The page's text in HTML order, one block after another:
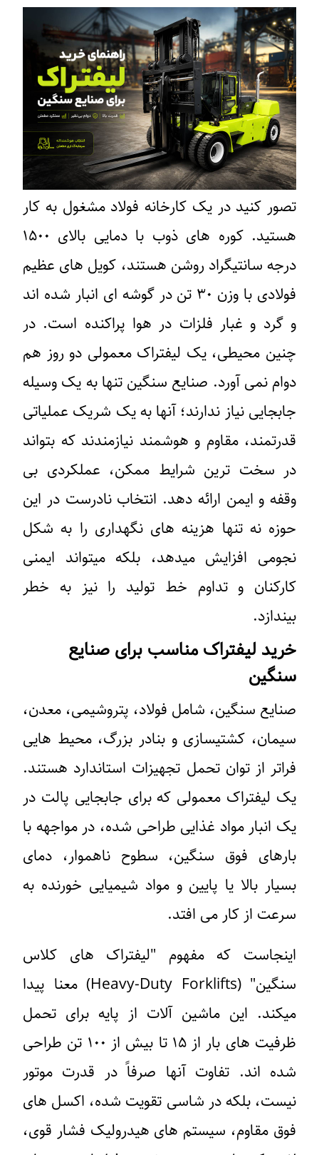
تصور کنید در یک کارخانه فولاد مشغول به کار
هستید. کوره های ذوب با دمایی بالای ۱۵۰۰
درجه سانتیگراد روشن هستند، کویل های عظیم
فولادی با وزن ۳۰ تن در گوشه ای انبار شده اند
و گرد و غبار فلزات در هوا پراکنده است. در
چنین محیطی، یک لیفتراک معمولی دو روز هم
دوام نمی آورد. صنایع سنگین تنها به یک وسیله
جابجایی نیاز ندارند؛ آنها به یک شریک عملیاتی
قدرتمند، مقاوم و هوشمند نیازمندند که بتواند
در سخت ترین شرایط ممکن، عملکردی بی
وقفه و ایمن ارائه دهد. انتخاب نادرست در این
حوزه نه تنها هزینه های نگهداری را به شکل
نجومی افزایش میدهد، بلکه میتواند ایمنی
کارکنان و تداوم خط تولید را نیز به خطر
بیندازد.
خرید لیفتراک مناسب برای صنایع
سنگین
صنایع سنگین، شامل فولاد، پتروشیمی، معدن،
سیمان، کشتیسازی و بنادر بزرگ، محیط هایی
فراتر از توان تحمل تجهیزات استاندارد هستند.
یک لیفتراک معمولی که برای جابجایی پالت در
یک انبار مواد غذایی طراحی شده، در مواجهه با
بارهای فوق سنگین، سطوح ناهموار، دمای
بسیار بالا یا پایین و مواد شیمیایی خورنده به
سرعت از کار می افتد.
اینجاست که مفهوم "لیفتراک های کلاس
سنگین" (Heavy-Duty Forklifts) معنا پیدا
میکند. این ماشین آلات از پایه برای تحمل
ظرفیت های بار از ۱۵ تا بیش از ۱۰۰ تن طراحی
شده اند. تفاوت آنها صرفاً در قدرت موتور
نیست، بلکه در شاسی تقویت شده، اکسل های
فوق مقاوم، سیستم های هیدرولیک فشار قوی،